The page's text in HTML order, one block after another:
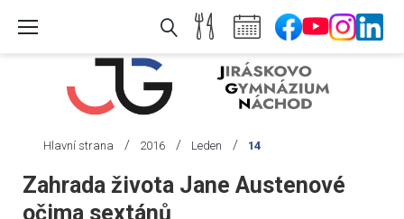
Hlavní strana / 2016 / Leden / 14
Den:
14.
Zahrada života Jane Austenové
očima sextánů